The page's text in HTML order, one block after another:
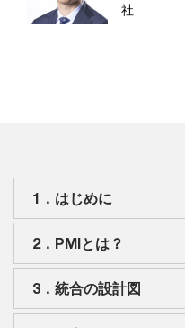
社
1．はじめに
2．PMIとは？
3．統合の設計図